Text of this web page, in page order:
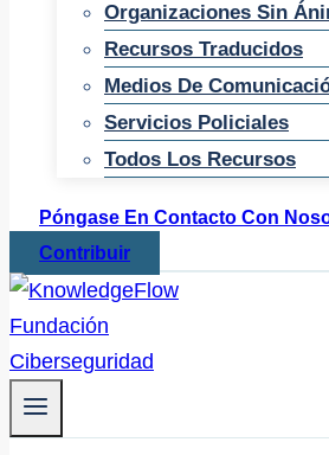
Organizaciones Sin
Recursos Traducidos
Medios De
Servicios Policiales
Todos Los Recursos
Póngase En Contacto Con
Contribuir